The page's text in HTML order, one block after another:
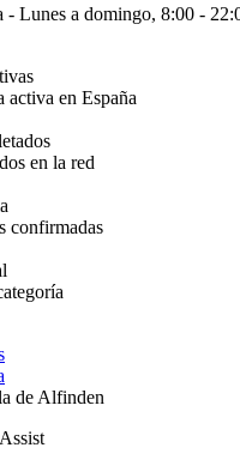
- Lunes a domingo, 8:00 -
activa en España
en la red
confirmadas
de Alfinden